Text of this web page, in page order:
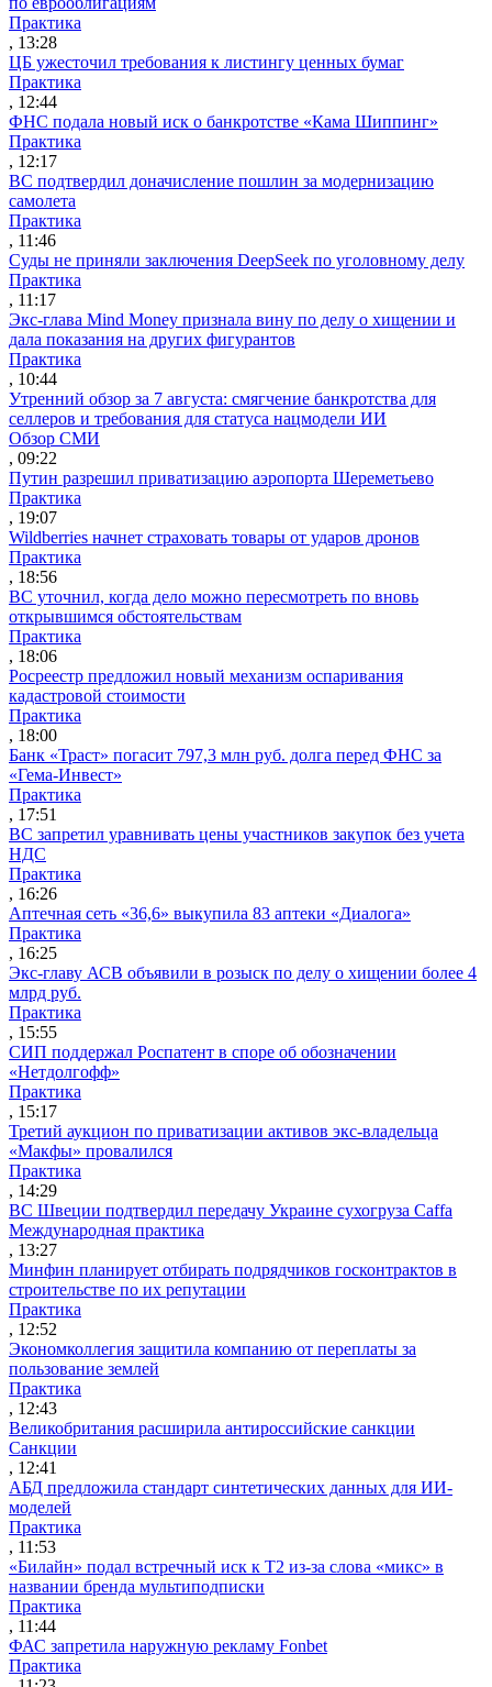
Практика
, 13:28
ЦБ ужесточил требования к листингу ценных бумаг
Практика
, 12:44
ФНС подала новый иск о банкротстве «Кама Шиппинг»
Практика
, 12:17
ВС подтвердил доначисление пошлин за модернизацию
самолета
Практика
, 11:46
Суды не приняли заключения DeepSeek по уголовному делу
Практика
, 11:17
Экс-глава Mind Money признала вину по делу о хищении и
дала показания на других фигурантов
Практика
, 10:44
Утренний обзор за 7 августа: смягчение банкротства для
селлеров и требования для статуса нацмодели ИИ
Обзор СМИ
, 09:22
Путин разрешил приватизацию аэропорта Шереметьево
Практика
, 19:07
Wildberries начнет страховать товары от ударов дронов
Практика
, 18:56
ВС уточнил, когда дело можно пересмотреть по вновь
открывшимся обстоятельствам
Практика
, 18:06
Росреестр предложил новый механизм оспаривания
кадастровой стоимости
Практика
, 18:00
Банк «Траст» погасит 797,3 млн руб. долга перед ФНС за
«Гема-Инвест»
Практика
, 17:51
ВС запретил уравнивать цены участников закупок без учета
НДС
Практика
, 16:26
Аптечная сеть «36,6» выкупила 83 аптеки «Диалога»
Практика
, 16:25
Экс-главу АСВ объявили в розыск по делу о хищении более 4
млрд руб.
Практика
, 15:55
СИП поддержал Роспатент в споре об обозначении
«Нетдолгофф»
Практика
, 15:17
Третий аукцион по приватизации активов экс-владельца
«Макфы» провалился
Практика
, 14:29
ВС Швеции подтвердил передачу Украине сухогруза Caffa
Международная практика
, 13:27
Минфин планирует отбирать подрядчиков госконтрактов в
строительстве по их репутации
Практика
, 12:52
Экономколлегия защитила компанию от переплаты за
пользование землей
Практика
, 12:43
Великобритания расширила антироссийские санкции
Санкции
, 12:41
АБД предложила стандарт синтетических данных для ИИ-
моделей
Практика
, 11:53
«Билайн» подал встречный иск к Т2 из-за слова «микс» в
названии бренда мультиподписки
Практика
, 11:44
ФАС запретила наружную рекламу Fonbet
Практика